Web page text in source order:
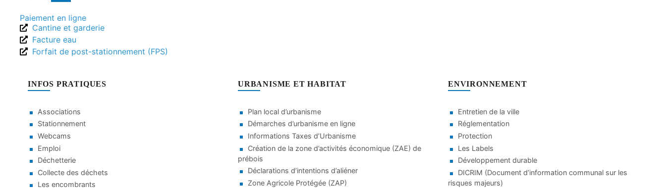
Paiement en ligne
Cantine et garderie
Facture eau
Forfait de post-stationnement (FPS)
INFOS PRATIQUES
Associations
Stationnement
Webcams
Emploi
Déchetterie
Collecte des déchets
Les encombrants
URBANISME ET HABITAT
Plan local d’urbanisme
Démarches d’urbanisme en ligne
Informations Taxes d’Urbanisme
Création de la zone d’activités économique (ZAE) de
prébois
Déclarations d’intentions d’aliéner
Zone Agricole Protégée (ZAP)
ENVIRONNEMENT
Entretien de la ville
Réglementation
Protection
Les Labels
Développement durable
DICRIM (Document d’information communal sur les
risques majeurs)